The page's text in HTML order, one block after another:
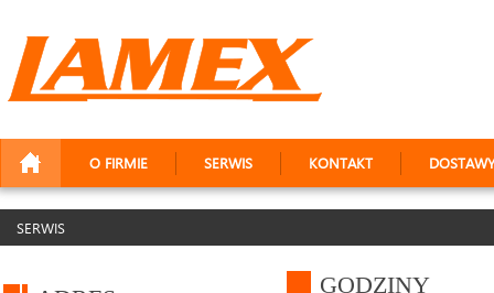
O FIRMIE SERWIS KONTAKT DOSTAWY
SERWIS
GODZINY